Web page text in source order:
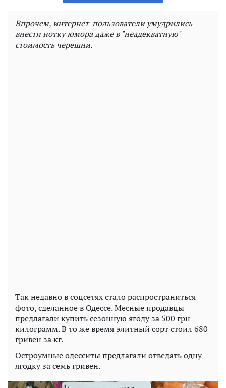
Впрочем, интернет-пользователи умудрились
внести нотку юмора даже в "неадекватную"
стоимость черешни.
Так недавно в соцсетях стало распространиться
фото, сделанное в Одессе. Месные продавцы
предлагали купить сезонную ягоду за 500 грн
килограмм. В то же время элитный сорт стоил 680
гривен за кг.
Остроумные одесситы предлагали отведать одну
ягодку за семь гривен.